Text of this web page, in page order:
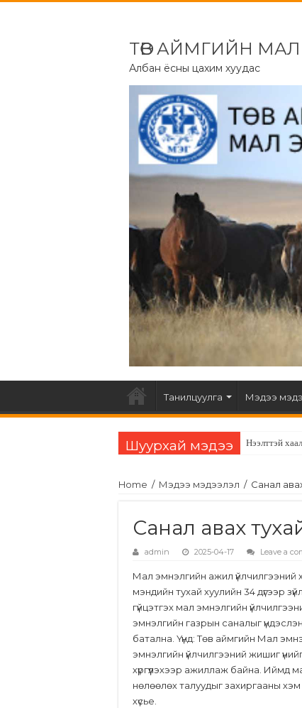
ТӨВ АЙМГИЙН
Албан ёсны цахим хуудас
Танилцуулга Мэдээ
Шуурхай мэдээ Нээлттэй
Home / Мэдээ мэдээлэл / Санал
Санал авах
admin 2025-04-17 Leave a
Мал эмнэлгийн ажил үйлчилгээний
мэндийн тухай хуулийн 34 дүгээр
гүйцэтгэх мал эмнэлгийн
эмнэлгийн газрын саналыг
батална. Үүнд: Төв аймгийн Мал
эмнэлгийн үйлчилгээний жишиг
хүргүүлэхээр ажиллаж байна. Иймд
нөлөөлөх талуудыг захиргааны
хүсье.